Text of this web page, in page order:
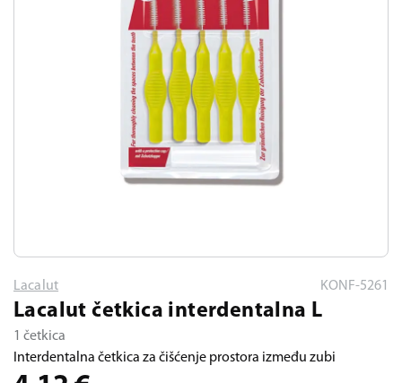
Lacalut KONF-5261
Lacalut četkica interdentalna L
1 četkica
Interdentalna četkica za čišćenje prostora između zubi